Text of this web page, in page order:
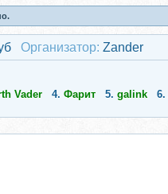
Организатор: Zander
Vader 4. Фарит 5. galink 6.